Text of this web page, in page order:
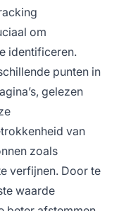
om
identificeren.
punten in
gelezen
van
zoals
verfijnen. Door te
waarde